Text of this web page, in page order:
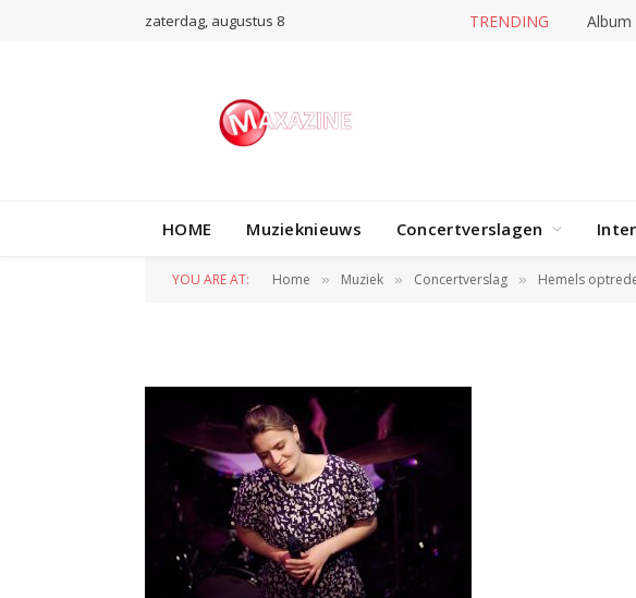
zaterdag, augustus 8 TRENDING
HOME Muzieknieuws Concertverslagen
YOU ARE AT: Home » Muziek » Concertverslag » Hemels
Itakiry _TivoliVredenburg